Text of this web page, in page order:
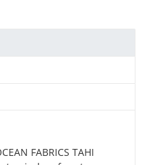
FABRICS TAHI